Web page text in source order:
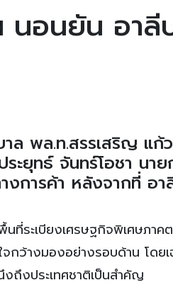
นอนยัน อาลี
าล พล.ท.สรรเสริญ แก้
ระยุทธ์ จันทร์โอชา น
งการค้า หลังจากที่ อ
ที่ระเบียงเศรษฐกิจพิเศษภาค
จกว้างมองอย่างรอบด้าน โด
ถึงประเทศชาติเป็นสำคัญ